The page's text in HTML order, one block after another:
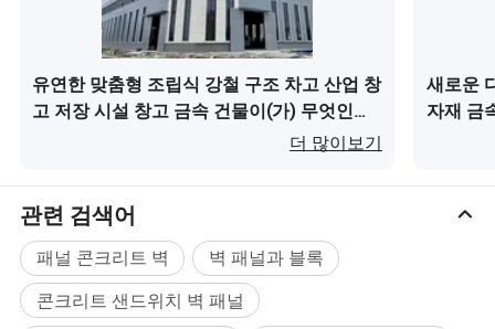
유연한 맞춤형 조립식 강철 구조 차고 산업 창
고 저장 시설 창고 금속 건물이(가) 무엇인가
더 많이보기
새로운
자재 금
관련 검색어
패널 콘크리트 벽
벽 패널과 블록
콘크리트 샌드위치 벽 패널